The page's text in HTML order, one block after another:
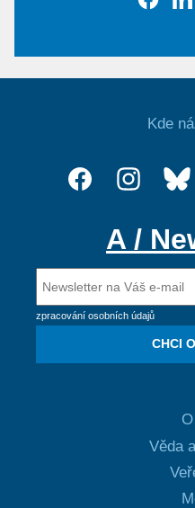
Kde
A /
zpracování osobních údajů
CHCI
Věda